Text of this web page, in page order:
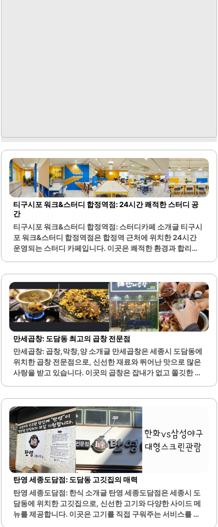
티구시포 워크&스터디 합정역점: 24시간 쾌적한 스터디 공
간
티구시포 워크&스터디 합정역점: 스터디카페 소개글 티구시
포 워크&스터디 합정역점은 합정역 근처에 위치한 24시간
운영되는 스터디 카페입니다. 이곳은 쾌적한 환경과 합리적
공부하거나 일을 할 수 있는 장점이 있습니다.3층은 집중할
수 있는 환경으로 조용하고 편안한 분위기를 제공합니다. 각
좌석은 넓고 편안하며, 무선 충전 시설이 마련되어 있어 편리
합니다. 또한, 듀얼 모니터를 제공하여 업무나 학습 시 효율성
을 높일 수 있습니다.청결한 매장 관리와 세심한 서비스는 이
용객들에게 만족감을 줍니다. 다양한 편의시설이 마련되어
있어, 마우스, 키보드, 거치대 대여 서비스도 제공됩니다. 이
곳은 조명도 밝고 좌석 배치가 잘 되어 있어 집중하기에 적합
합니다.안마의자와 커피 머신이 구비되어 있어..
만세곱창: 도담동 최고의 곱창 전문점
만세곱창: 곱창,막창,양 소개글 만세곱창은 세종시 도담동에
위치한 곱창 전문점으로, 신선한 재료와 뛰어난 맛으로 많은
사랑을 받고 있습니다. 이곳의 곱창은 잡내가 없고 쫄깃한 식
있어 편안하게 식사를 즐길 수 있습니다.기본 반찬이 푸짐하
게 제공되어 곱창과 함께 다양한 맛을 경험할 수 있습니다. 매
장 내부는 깔끔하고 쾌적하여 식사하는 내내 기분이 좋습니
다. 만세곱창은 가족 단위 방문객에게도 적합한 장소로, 아이
들과 함께 가기에 좋은 환경을 갖추고 있습니다.이곳에서는
볶음밥이 특히 인기이며, 곱창과 함께 즐기면 더욱 맛있습니
다. 또한, 직원들의 친절한 서비스가 인상적이며, 고객의 편
안한 식사를 위해 항상 노력하고 있습니다. 만세곱창은 세종
시민들 사이에서 입소문이 나 있으며,..
탄영 세종도담점: 도담동 고깃집의 매력
탄영 세종도담점: 한식 소개글 탄영 세종도담점은 세종시 도
담동에 위치한 고깃집으로, 신선한 고기와 다양한 사이드 메
뉴를 제공합니다. 이곳은 고기를 직접 구워주는 서비스를 제